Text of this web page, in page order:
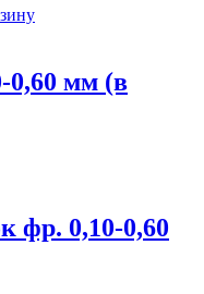
0,60 мм (в
фр. 0,10-0,60